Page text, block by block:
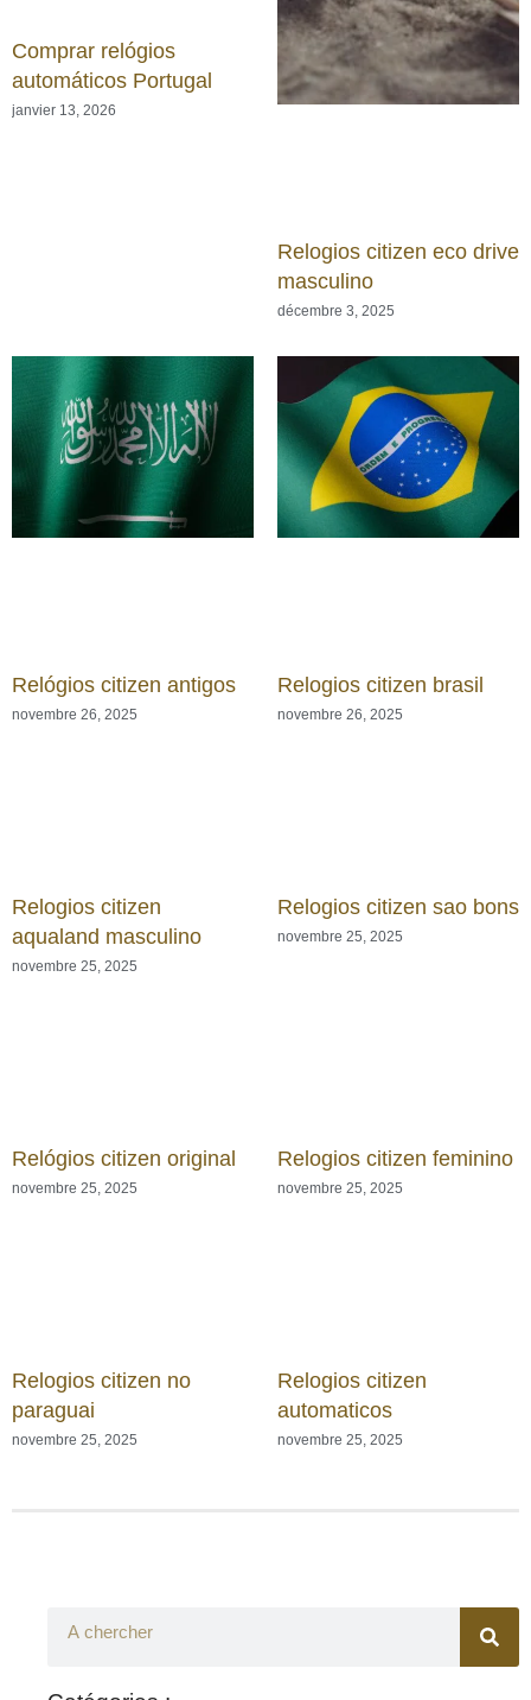
Comprar relógios
automáticos Portugal
janvier 13, 2026
Relogios citizen eco drive
masculino
décembre 3, 2025
Relógios citizen antigos
novembre 26, 2025
Relogios citizen brasil
novembre 26, 2025
Relogios citizen
aqualand masculino
novembre 25, 2025
Relogios citizen sao bons
novembre 25, 2025
Relógios citizen original
novembre 25, 2025
Relogios citizen feminino
novembre 25, 2025
Relogios citizen no
paraguai
novembre 25, 2025
Relogios citizen
automaticos
novembre 25, 2025